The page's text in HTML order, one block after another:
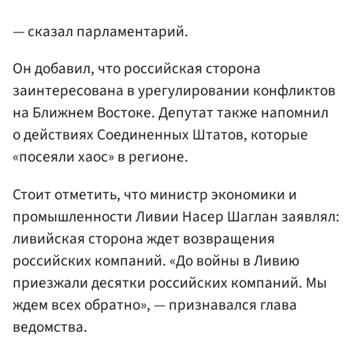
— сказал парламентарий.
Он добавил, что российская сторона
заинтересована в урегулировании конфликтов
на Ближнем Востоке. Депутат также напомнил
о действиях Соединенных Штатов, которые
«посеяли хаос» в регионе.
Стоит отметить, что министр экономики и
промышленности Ливии Насер Шаглан заявлял:
ливийская сторона ждет возвращения
российских компаний. «До войны в Ливию
приезжали десятки российских компаний. Мы
ждем всех обратно», — признавался глава
ведомства.